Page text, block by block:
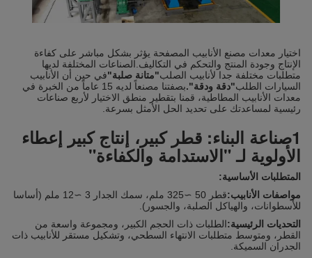
اختيار معدات مصنع الأنابيب المصفحة يؤثر بشكل مباشر على كفاءة
الإنتاج وجودة المنتج والتحكم في التكاليف.الصناعات المختلفة لديها
متطلبات مختلفة جدا لأنابيب الصلب"متانة صلبة"في حين أن الأنابيب
السيارات الطلب"دقة ودقة".
بصفتنا مصنعاً لديه 15 عاماً من الخبرة في
معدات الأنابيب المطاطية، قمنا بتقطير منطق الاختيار لأربع صناعات
رئيسية لمساعدتك على تحديد الحل الأمثل بسرعة.
1صناعة البناء: قطر كبير، إنتاج كبير إعطاء
الأولوية لـ "الاستدامة والكفاءة"
المتطلبات الأساسية:
مواصفات الأنابيب:
قطر 50 ∼325 ملم، سمك الجدار 3 ∼12 ملم (أساسا
للأسطوانات، والهياكل الصلبة، والجسور).
التحديات الرئيسية:الطلبات ذات الحجم الكبير، ومجموعة واسعة من
القطر، ومتوسط متطلبات الانتهاء السطحي، وتشكيل مستقر للأنابيب ذات
الجدران السميكة.